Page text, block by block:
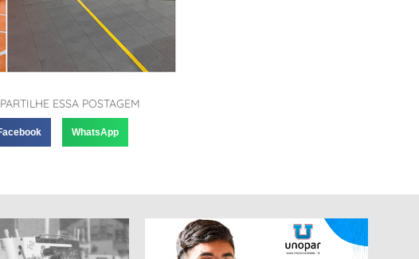
ESSA POSTAGEM
WhatsApp